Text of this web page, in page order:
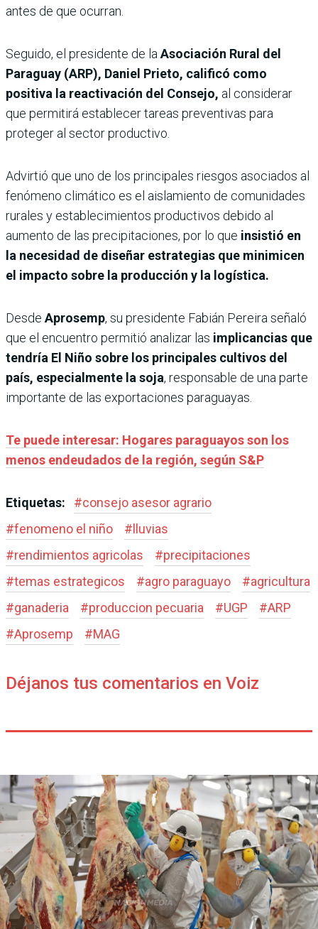
antes de que ocurran.
Seguido, el presidente de la Asociación Rural del
Paraguay (ARP), Daniel Prieto, calificó como
positiva la reactivación del Consejo, al considerar
que permitirá establecer tareas preventivas para
proteger al sector productivo.
Advirtió que uno de los principales riesgos asociados al
fenómeno climático es el aislamiento de comunidades
rurales y establecimientos productivos debido al
aumento de las precipitaciones, por lo que insistió en
la necesidad de diseñar estrategias que minimicen
el impacto sobre la producción y la logística.
Desde Aprosemp, su presidente Fabián Pereira señaló
que el encuentro permitió analizar las implicancias que
tendría El Niño sobre los principales cultivos del
país, especialmente la soja, responsable de una parte
importante de las exportaciones paraguayas.
Te puede interesar: Hogares paraguayos son los
menos endeudados de la región, según S&P
Etiquetas: #consejo asesor agrario
#fenomeno el niño # lluvias
#rendimientos agricolas #precipitaciones
#temas estrategicos #agro paraguayo #agricultura
#ganaderia #produccion pecuaria #UGP #ARP
#Aprosemp #MAG
Déjanos tus comentarios en Voiz